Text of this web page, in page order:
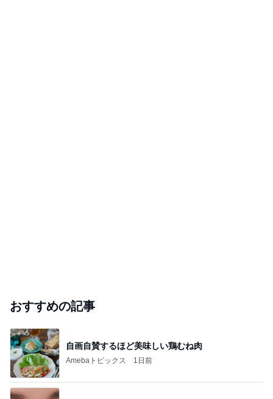
おすすめの記事
自画自賛するほど美味しい鶏むね肉
Amebaトピックス 1日前